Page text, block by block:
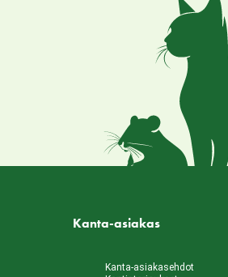
Kanta-asiakas
Kanta-asiakasehdot